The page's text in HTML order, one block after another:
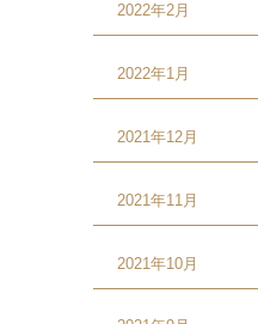
2022年2月
2022年1月
2021年12月
2021年11月
2021年10月